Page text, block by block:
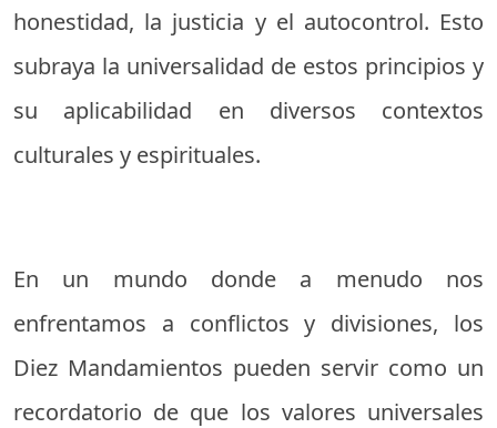
honestidad, la justicia y el autocontrol. Esto
subraya la universalidad de estos principios y
su aplicabilidad en diversos contextos
culturales y espirituales.
En un mundo donde a menudo nos
enfrentamos a conflictos y divisiones, los
Diez Mandamientos pueden servir como un
recordatorio de que los valores universales